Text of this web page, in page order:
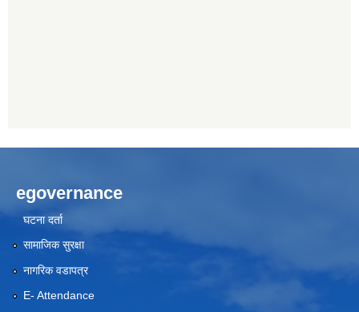
egovernance
घटना दर्ता
सामाजिक सुरक्षा
नागरिक वडापत्र
E- Attendance